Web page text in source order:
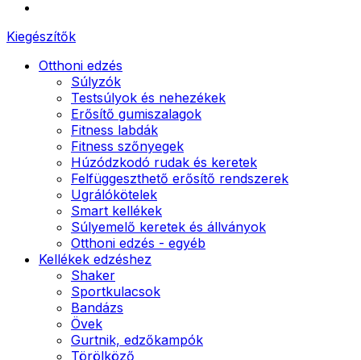
Kiegészítők
Otthoni edzés
Súlyzók
Testsúlyok és nehezékek
Erősítő gumiszalagok
Fitness labdák
Fitness szőnyegek
Húzódzkodó rudak és keretek
Felfüggeszthető erősítő rendszerek
Ugrálókötelek
Smart kellékek
Súlyemelő keretek és állványok
Otthoni edzés - egyéb
Kellékek edzéshez
Shaker
Sportkulacsok
Bandázs
Övek
Gurtnik, edzőkampók
Törölköző